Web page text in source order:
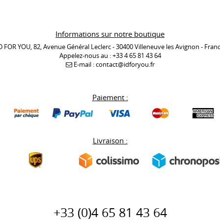
Informations sur notre boutique
FOR YOU, 82, Avenue Général Leclerc - 30400 Villeneuve les Avignon -
Appelez-nous au :+33 4 65 81 43 64
E-mail :contact@idforyou.fr
Paiement :
Livraison :
+33 (0)4 65 81 43 64